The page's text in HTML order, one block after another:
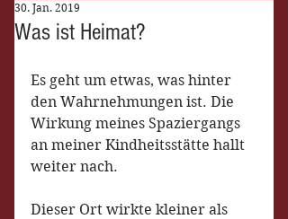
Was ist Heimat?
30. Jan. 2019
Es geht um etwas, was hinter
den Wahrnehmungen ist. Die
Wirkung meines Spaziergangs
an meiner Kindheitsstätte hallt
weiter nach.
Dieser Ort wirkte kleiner als